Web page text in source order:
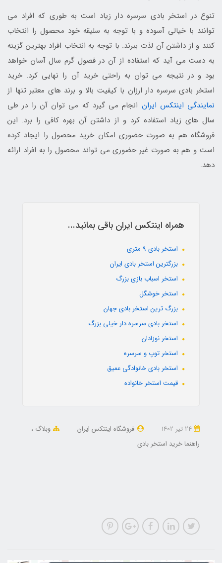
تنوع در استخر بادی سرسره دار زیاد است به طوری که افراد می
توانند با خیالی آسوده و با توجه به سلیقه خود محصول را انتخاب
کنند و از داشتن آن لذت ببرند. با توجه به انتخاب افراد بهترین گزینه
به دست می آید که استفاده از آن در فصول گرم سال آسان خواهد
بود و در نتیجه می توان به راحتی خرید آن را نهایی کرد. خرید
استخر بادی سرسره دار ارزان با کیفیت بالا و برند های معتبر تنها از
نمایندگی اینتکس ایران انجام می گیرد که می توان آن را در طی
سال های زیاد استفاده کرد و از داشتن آن بهره کافی را برد. این
فروشگاه هم به صورت حضوری امکان خرید محصول را ایجاد کرده
است و هم به صورت غیر حضوری می تواند محصول را به افراد ارائه
دهد.
همراه اینتکس ایران باقی بمانید...
استخر بادی 9 متری
بزرگترین استخر بادی ایران
استخر اسباب بازی بزرگ
استخر خوشگل
بزرگ ترین استخر بادی جهان
استخر بادی سرسره دار خیلی بزرگ
استخر نوزادان
استخر توپ و سرسره
استخر بادی خانوادگی عمیق
قیمت استخر خانواده
فروشگاه اینتکس ایران
وبلاگ
راهنما خرید استخر بادی